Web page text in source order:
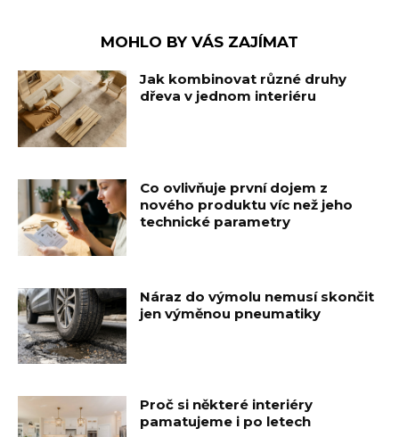
MOHLO BY VÁS ZAJÍMAT
Jak kombinovat různé druhy
dřeva v jednom interiéru
Co ovlivňuje první dojem z
nového produktu víc než jeho
technické parametry
Náraz do výmolu nemusí skončit
jen výměnou pneumatiky
Proč si některé interiéry
pamatujeme i po letech